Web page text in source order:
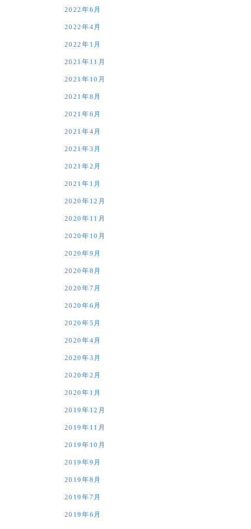
2022年6月
2022年4月
2022年1月
2021年11月
2021年10月
2021年8月
2021年6月
2021年4月
2021年3月
2021年2月
2021年1月
2020年12月
2020年11月
2020年10月
2020年9月
2020年8月
2020年7月
2020年6月
2020年5月
2020年4月
2020年3月
2020年2月
2020年1月
2019年12月
2019年11月
2019年10月
2019年9月
2019年8月
2019年7月
2019年6月